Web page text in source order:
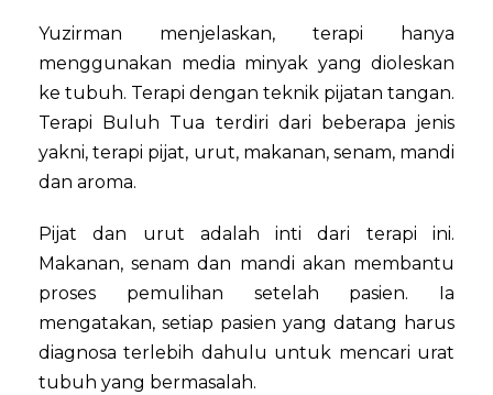
Yuzirman menjelaskan, terapi hanya
menggunakan media minyak yang dioleskan
ke tubuh. Terapi dengan teknik pijatan tangan.
Terapi Buluh Tua terdiri dari beberapa jenis
yakni, terapi pijat, urut, makanan, senam, mandi
dan aroma.
Pijat dan urut adalah inti dari terapi ini.
Makanan, senam dan mandi akan membantu
proses pemulihan setelah pasien. Ia
mengatakan, setiap pasien yang datang harus
diagnosa terlebih dahulu untuk mencari urat
tubuh yang bermasalah.